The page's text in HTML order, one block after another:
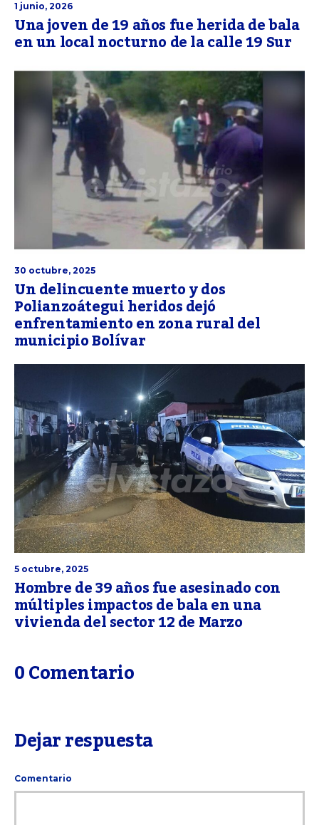
1 junio, 2026
Una joven de 19 años fue herida de bala
en un local nocturno de la calle 19 Sur
30 octubre, 2025
Un delincuente muerto y dos
Polianzoátegui heridos dejó
enfrentamiento en zona rural del
municipio Bolívar
5 octubre, 2025
Hombre de 39 años fue asesinado con
múltiples impactos de bala en una
vivienda del sector 12 de Marzo
0 Comentario
Dejar respuesta
Comentario